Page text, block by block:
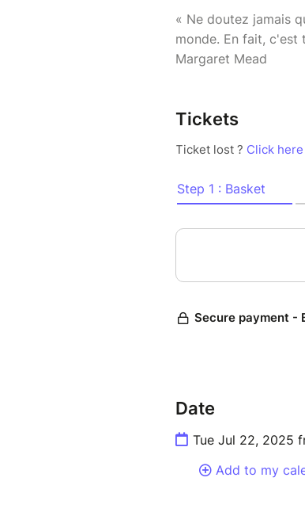
« Ne doutez jamais
monde. En fait, c'est
Margaret Mead
Tickets
Date
Tue Jul 22, 2025
Add to my